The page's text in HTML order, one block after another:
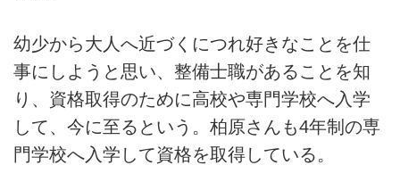
幼少から大人へ近づくにつれ好きなことを仕
事にしようと思い、整備士職があることを知
り、資格取得のために高校や専門学校へ入学
して、今に至るという。柏原さんも4年制の専
門学校へ入学して資格を取得している。